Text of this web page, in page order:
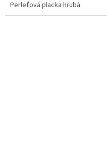
Perleťová placka hrubá.